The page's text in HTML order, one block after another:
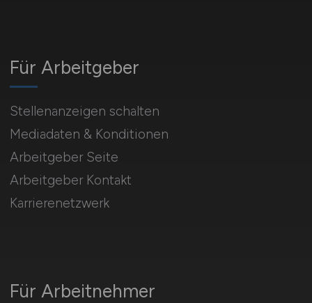
Für Arbeitnehmer
Für Arbeitgeber
Stellenanzeigen schalten
Mediadaten & Konditionen
Arbeitgeber Seite
Arbeitgeber Kontakt
Karrierenetzwerk